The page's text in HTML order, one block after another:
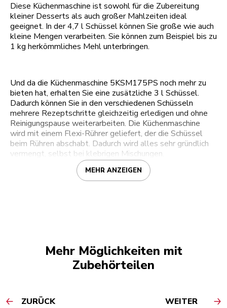
Diese Küchenmaschine ist sowohl für die Zubereitung
kleiner Desserts als auch großer Mahlzeiten ideal
geeignet. In der 4,7 l Schüssel können Sie große wie auch
kleine Mengen verarbeiten. Sie können zum Beispiel bis zu
1 kg herkömmliches Mehl unterbringen.
Und da die Küchenmaschine 5KSM175PS noch mehr zu
bieten hat, erhalten Sie eine zusätzliche 3 l Schüssel.
Dadurch können Sie in den verschiedenen Schüsseln
mehrere Rezeptschritte gleichzeitig erledigen und ohne
Reinigungspause weiterarbeiten. Die Küchenmaschine
wird mit einem Flexi-Rührer geliefert, der die Schüssel
beim Rühren abschabt. Dadurch wird alles sehr gründlich
vermengt, selbst bei klebrigen Mischungen.
MEHR ANZEIGEN
Mehr Möglichkeiten mit
Zubehörteilen
ZURÜCK WEITER